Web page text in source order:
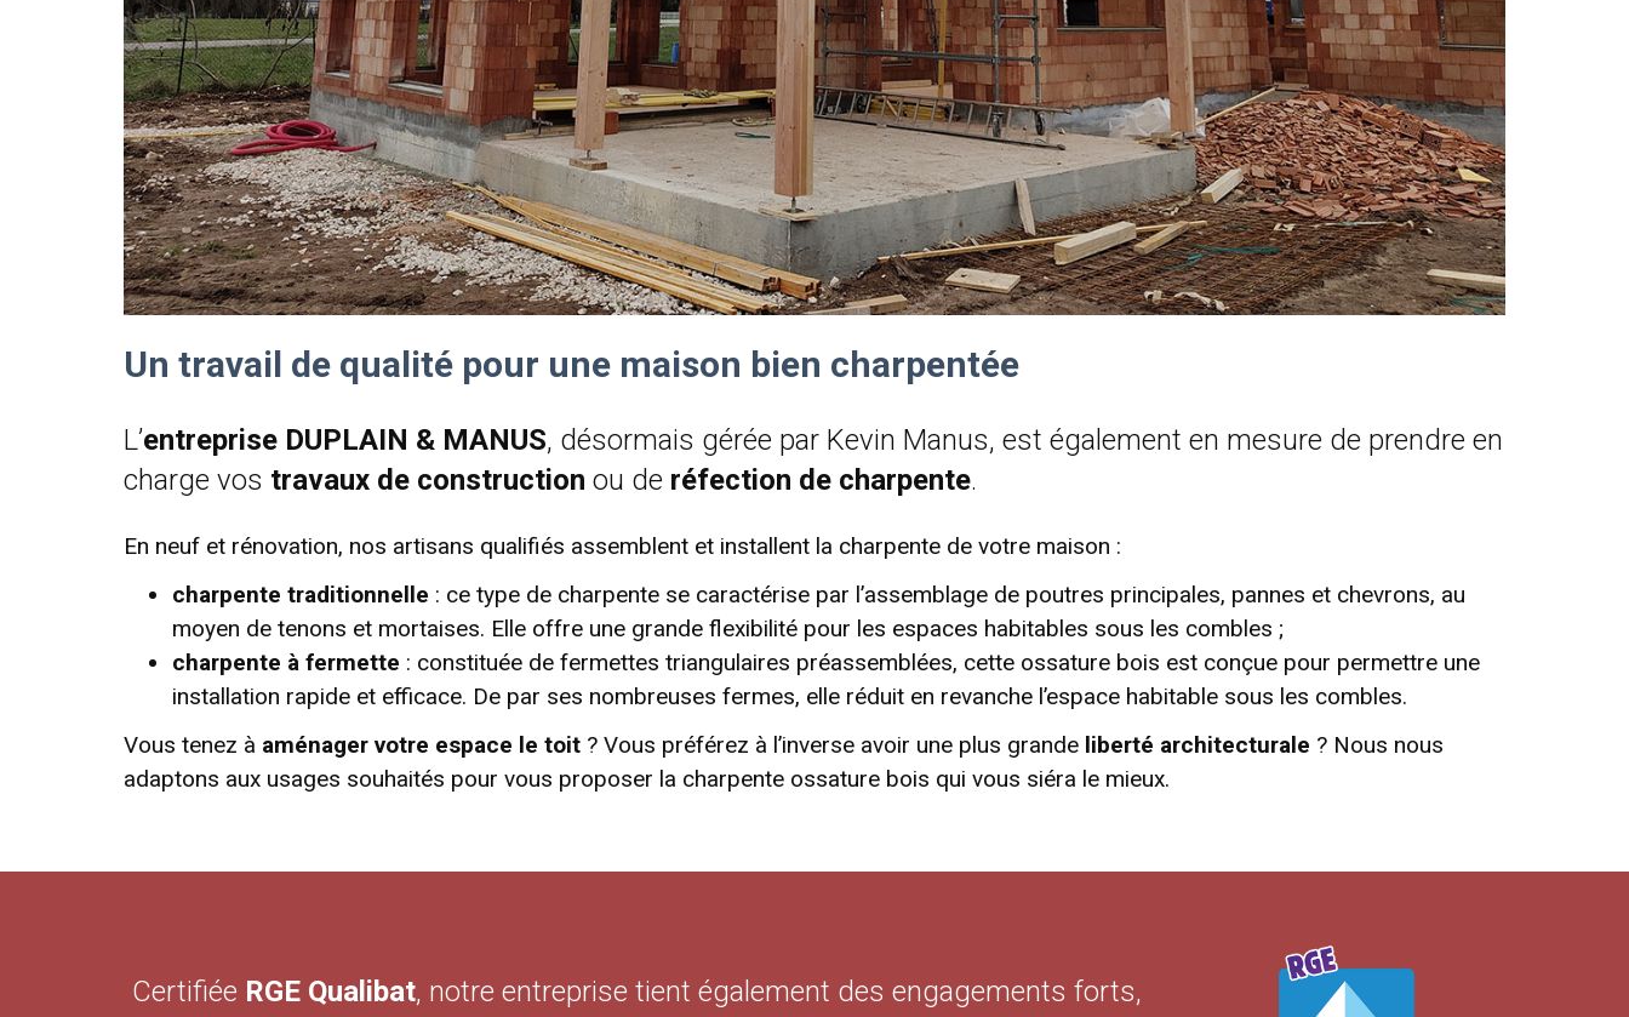
Un travail de qualité pour une maison bien charpentée
L’entreprise DUPLAIN & MANUS, désormais gérée par Kevin Manus, est également en mesure de prendre en
charge vos travaux de construction ou de réfection de charpente.
En neuf et rénovation, nos artisans qualifiés assemblent et installent la charpente de votre maison :
charpente traditionnelle : ce type de charpente se caractérise par l’assemblage de poutres principales, pannes et chevrons, au
moyen de tenons et mortaises. Elle offre une grande flexibilité pour les espaces habitables sous les combles ;
charpente à fermette : constituée de fermettes triangulaires préassemblées, cette ossature bois est conçue pour permettre une
installation rapide et efficace. De par ses nombreuses fermes, elle réduit en revanche l’espace habitable sous les combles.
Vous tenez à aménager votre espace le toit ? Vous préférez à l’inverse avoir une plus grande liberté architecturale ? Nous nous
adaptons aux usages souhaités pour vous proposer la charpente ossature bois qui vous siéra le mieux.
Certifiée RGE Qualibat, notre entreprise tient également des engagements forts,